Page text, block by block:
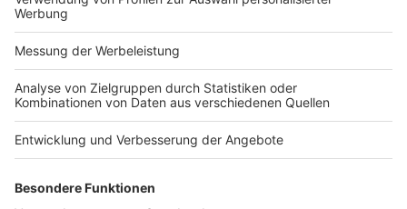
Veröffentlicht am
IDC und Bayer bestätigen das
Wertschöpfungspotenzial der HighRadius Plattform
bei der Restrukturierung von Order-to-Cash-,
Treasury- und Record-to-Report-Prozessen Frankfurt,
10. Februar 2022 – HighRadius, Anbieter von KI-
basierter Order-to-Cash-, Treasury-Management- und